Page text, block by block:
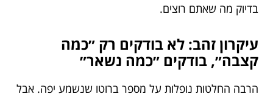
בדיוק מה שאתם רוצים.
עיקרון זהב: לא בודקים רק ״כמה
קצבה״, בודקים ״כמה נשאר״
הרבה החלטות נופלות על מספר ברוטו שנשמע יפה. אבל